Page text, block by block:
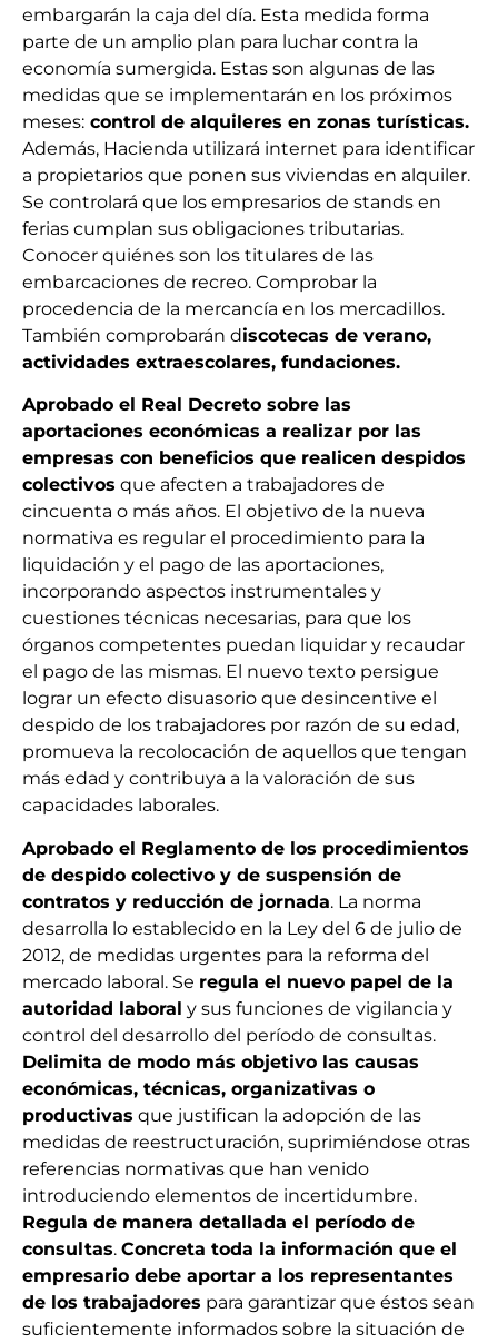
embargarán la caja del día. Esta medida forma
parte de un amplio plan para luchar contra la
economía sumergida. Estas son algunas de las
medidas que se implementarán en los próximos
meses: control de alquileres en zonas turísticas.
Además, Hacienda utilizará internet para identificar
a propietarios que ponen sus viviendas en alquiler.
Se controlará que los empresarios de stands en
ferias cumplan sus obligaciones tributarias.
Conocer quiénes son los titulares de las
embarcaciones de recreo. Comprobar la
procedencia de la mercancía en los mercadillos.
También comprobarán discotecas de verano,
actividades extraescolares, fundaciones.
Aprobado el Real Decreto sobre las
aportaciones económicas a realizar por las
empresas con beneficios que realicen despidos
colectivos que afecten a trabajadores de
cincuenta o más años. El objetivo de la nueva
normativa es regular el procedimiento para la
liquidación y el pago de las aportaciones,
incorporando aspectos instrumentales y
cuestiones técnicas necesarias, para que los
órganos competentes puedan liquidar y recaudar
el pago de las mismas. El nuevo texto persigue
lograr un efecto disuasorio que desincentive el
despido de los trabajadores por razón de su edad,
promueva la recolocación de aquellos que tengan
más edad y contribuya a la valoración de sus
capacidades laborales.
Aprobado el Reglamento de los procedimientos
de despido colectivo y de suspensión de
contratos y reducción de jornada. La norma
desarrolla lo establecido en la Ley del 6 de julio de
2012, de medidas urgentes para la reforma del
mercado laboral. Se regula el nuevo papel de la
autoridad laboral y sus funciones de vigilancia y
control del desarrollo del período de consultas.
Delimita de modo más objetivo las causas
económicas, técnicas, organizativas o
productivas que justifican la adopción de las
medidas de reestructuración, suprimiéndose otras
referencias normativas que han venido
introduciendo elementos de incertidumbre.
Regula de manera detallada el período de
consultas. Concreta toda la información que el
empresario debe aportar a los representantes
de los trabajadores para garantizar que éstos sean
suficientemente informados sobre la situación de